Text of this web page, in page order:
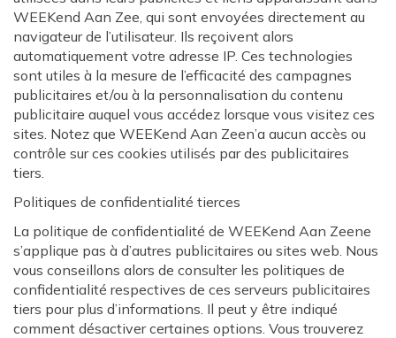
WEEKend Aan Zee, qui sont envoyées directement au
navigateur de l’utilisateur. Ils reçoivent alors
automatiquement votre adresse IP. Ces technologies
sont utiles à la mesure de l’efficacité des campagnes
publicitaires et/ou à la personnalisation du contenu
publicitaire auquel vous accédez lorsque vous visitez ces
sites. Notez que WEEKend Aan Zeen’a aucun accès ou
contrôle sur ces cookies utilisés par des publicitaires
tiers.
Politiques de confidentialité tierces
La politique de confidentialité de WEEKend Aan Zeene
s’applique pas à d’autres publicitaires ou sites web. Nous
vous conseillons alors de consulter les politiques de
confidentialité respectives de ces serveurs publicitaires
tiers pour plus d’informations. Il peut y être indiqué
comment désactiver certaines options. Vous trouverez